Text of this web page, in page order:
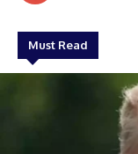
Must Read